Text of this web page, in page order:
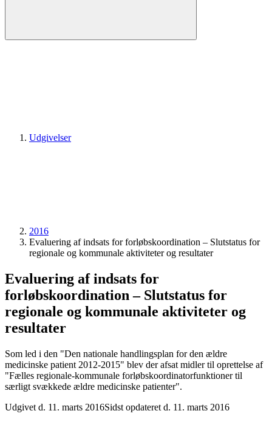
Udgivelser
2016
Evaluering af indsats for forløbskoordination – Slutstatus for
regionale og kommunale aktiviteter og resultater
Evaluering af indsats for
forløbskoordination – Slutstatus for
regionale og kommunale aktiviteter og
resultater
Som led i den "Den nationale handlingsplan for den ældre
medicinske patient 2012-2015" blev der afsat midler til oprettelse af
"Fælles regionale-kommunale forløbskoordinatorfunktioner til
særligt svækkede ældre medicinske patienter".
Udgivet d. 11. marts 2016Sidst opdateret d. 11. marts 2016